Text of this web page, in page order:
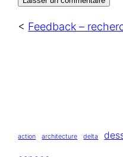
< Feedback –
action architecture delta